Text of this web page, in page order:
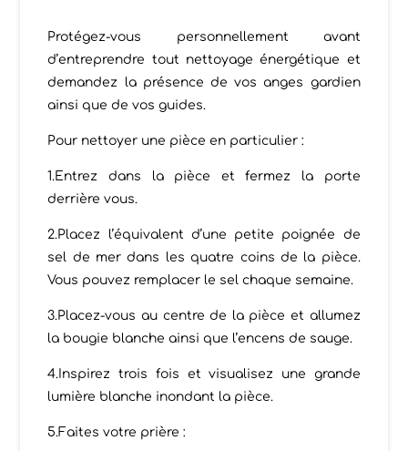
Protégez-vous personnellement avant
d’entreprendre tout nettoyage énergétique et
demandez la présence de vos anges gardien
ainsi que de vos guides.
Pour nettoyer une pièce en particulier :
1.Entrez dans la pièce et fermez la porte
derrière vous.
2.Placez l’équivalent d’une petite poignée de
sel de mer dans les quatre coins de la pièce.
Vous pouvez remplacer le sel chaque semaine.
3.Placez-vous au centre de la pièce et allumez
la bougie blanche ainsi que l’encens de sauge.
4.Inspirez trois fois et visualisez une grande
lumière blanche inondant la pièce.
5.Faites votre prière :